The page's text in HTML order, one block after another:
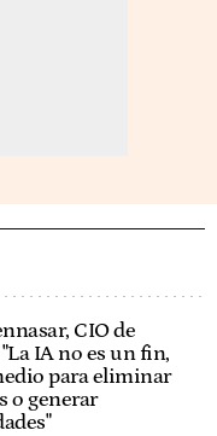
CIO de
IA no es un fin,
para eliminar
o generar